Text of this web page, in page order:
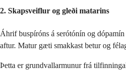
2. Skapsveiflur og gleði matarins
Áhrif buspíróns á serótónín og
aftur. Matur gæti smakkast betur og
Þetta er grundvallarmunur frá